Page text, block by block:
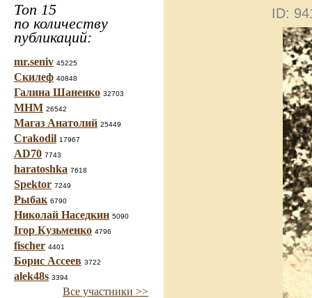
Топ 15
по количеству
публикаций:
mr.seniv 45225
Скилеф 40848
Галина Шаненко 32703
МНМ 26542
Магаз Анатолий 25449
Crakodil 17967
AD70 7743
haratoshka 7618
Spektor 7249
Рыбак 6790
Николай Наседкин 5090
Ігор Кузьменко 4796
fischer 4401
Борис Ассеев 3722
alek48s 3394
Все участники >>
ID: